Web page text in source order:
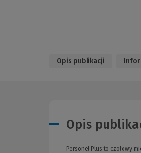
Opis publikacji
Opis
Personel Plus to czołowy